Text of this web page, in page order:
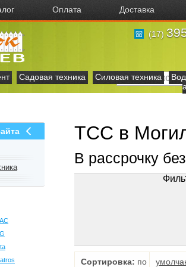
Оплата Доставка
(17)
Садовая техника Силовая техника
ТСС в
В рассрочку
Сортировка: по